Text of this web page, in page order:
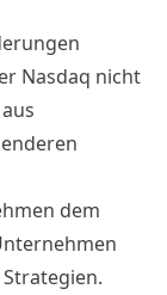
Nasdaq nicht
dem